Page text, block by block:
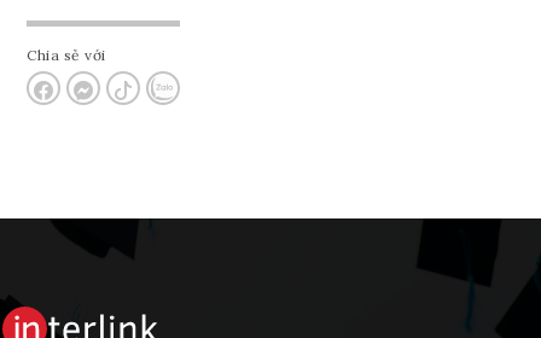
Chia sẻ với